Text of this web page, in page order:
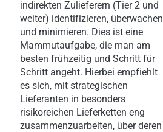
indirekten Zulieferern (Tier 2 und
weiter) identifizieren, überwachen
und minimieren. Dies ist eine
Mammutaufgabe, die man am
besten frühzeitig und Schritt für
Schritt angeht. Hierbei empfiehlt
es sich, mit strategischen
Lieferanten in besonders
risikoreichen Lieferketten eng
zusammenzuarbeiten, über deren